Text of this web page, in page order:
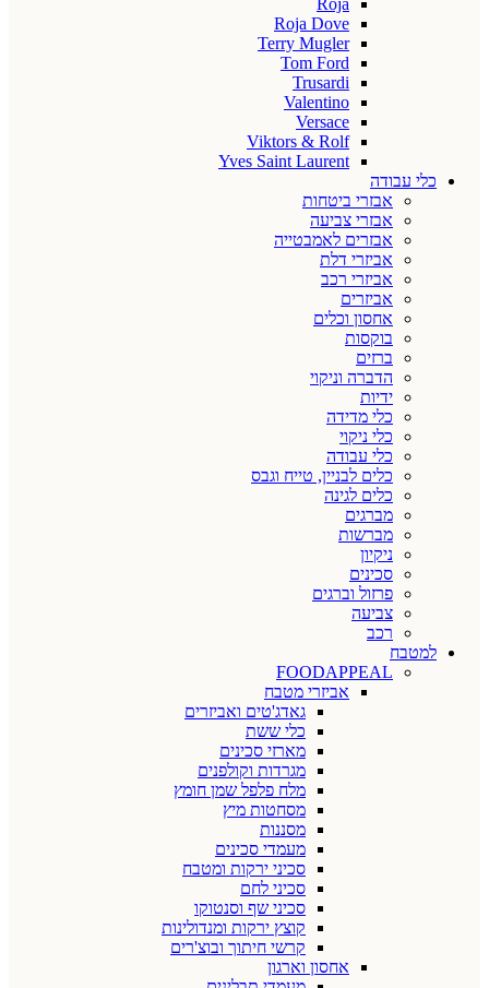
Roja
Roja Dove
Terry Mugler
Tom Ford
Trusardi
Valentino
Versace
Viktors & Rolf
Yves Saint Laurent
כלי עבודה
אבזרי ביטחות
אבזרי צביעה
אבזרים לאמבטייה
אביזרי דלת
אביזרי רכב
אביזרים
אחסון וכלים
בוקסות
ברזים
הדברה וניקוי
ידיות
כלי מדידה
כלי ניקוי
כלי עבודה
כלים לבניין, טייח וגבס
כלים לגינה
מברגים
מברשות
ניקיון
סכינים
פרזול וברגים
צביעה
רכב
למטבח
FOODAPPEAL
אביזרי מטבח
גאדג'טים ואביזרים
כלי ששת
מארזי סכינים
מגרדות וקולפנים
מלח פלפל שמן חומץ
מסחטות מיץ
מסננות
מעמדי סכינים
סכיני ירקות ומטבח
סכיני לחם
סכיני שף וסנטוקו
קוצץ ירקות ומנדולינות
קרשי חיתוך ובוצ'רים
אחסון וארגון